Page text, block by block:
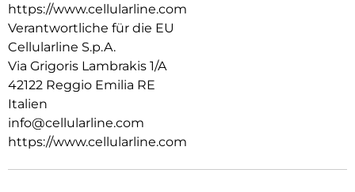
https://www.cellularline.com
Verantwortliche für die EU
Cellularline S.p.A.
Via Grigoris Lambrakis 1/A
42122 Reggio Emilia RE
Italien
info@cellularline.com
https://www.cellularline.com